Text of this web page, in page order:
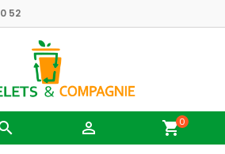
52
 shopping_cart0